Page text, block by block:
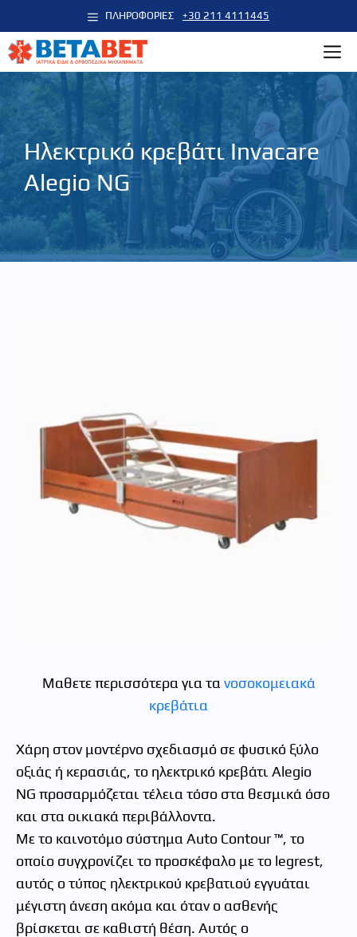
σε
περιεχόμενο
+30 211 4111445
ΠΛΗΡΟΦΟΡΙΕΣ
Ηλεκτρικό κρεβάτι Invacare
Alegio NG
Μαθετε περισσότερα για τα νοσοκομειακά
κρεβάτια
Χάρη στον μοντέρνο σχεδιασμό σε φυσικό ξύλο
οξιάς ή κερασιάς, το ηλεκτρικό κρεβάτι Alegio
NG προσαρμόζεται τέλεια τόσο στα θεσμικά όσο
και στα οικιακά περιβάλλοντα.
Με το καινοτόμο σύστημα Auto Contour ™, το
οποίο συγχρονίζει το προσκέφαλο με το legrest,
αυτός ο τύπος ηλεκτρικού κρεβατιού εγγυάται
μέγιστη άνεση ακόμα και όταν ο ασθενής
βρίσκεται σε καθιστή θέση. Αυτός ο